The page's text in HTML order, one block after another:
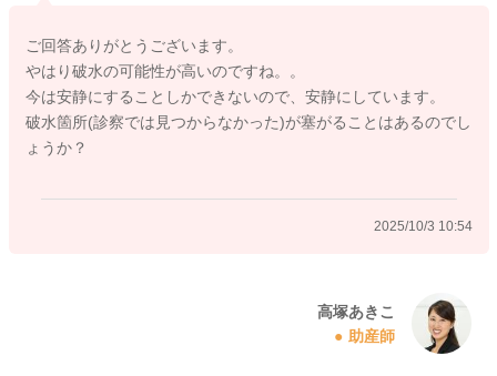
2025/10/3 5:12
ご回答ありがとうございます。
やはり破水の可能性が高いのですね。。
今は安静にすることしかできないので、安静にしています。
破水箇所(診察では見つからなかった)が塞がることはあるのでし
ょうか？
2025/10/3 10:54
高塚あきこ
助産師